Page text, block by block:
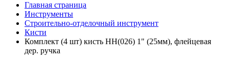
Главная страница
Инструменты
Строительно-отделочный инструмент
Кисти
Комплект (4 шт) кисть НН(026) 1" (25мм), флейцевая
дер. ручка